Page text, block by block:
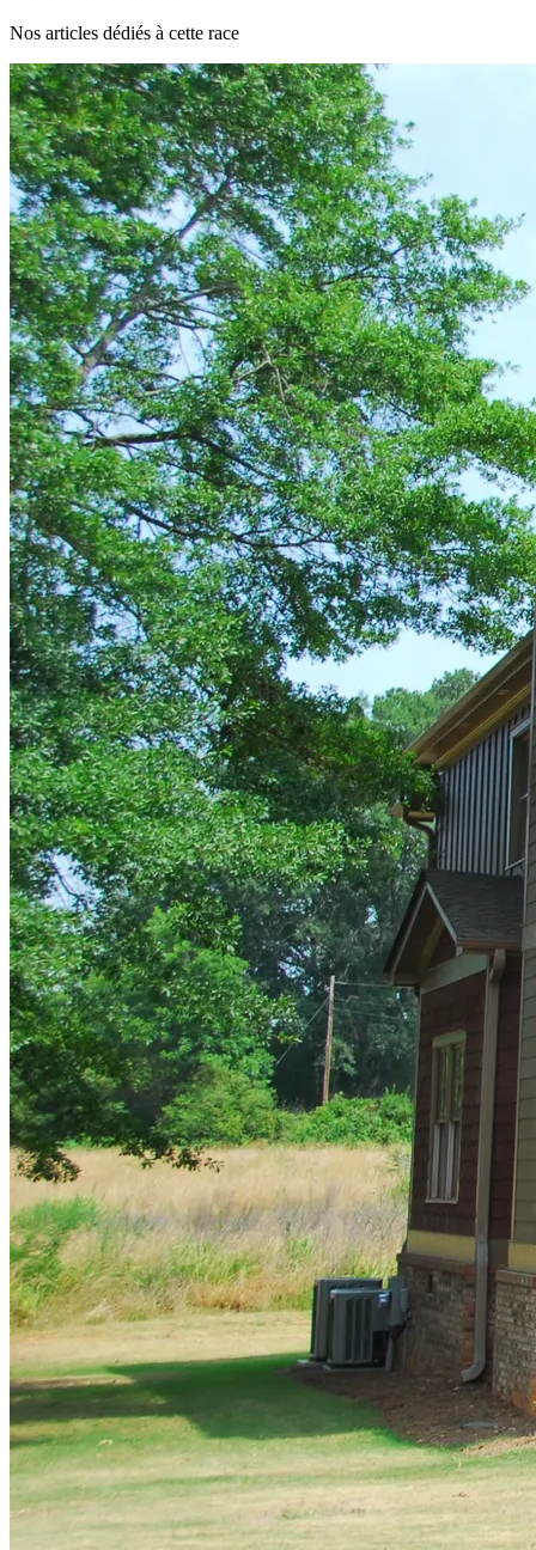
Nos articles dédiés à cette race